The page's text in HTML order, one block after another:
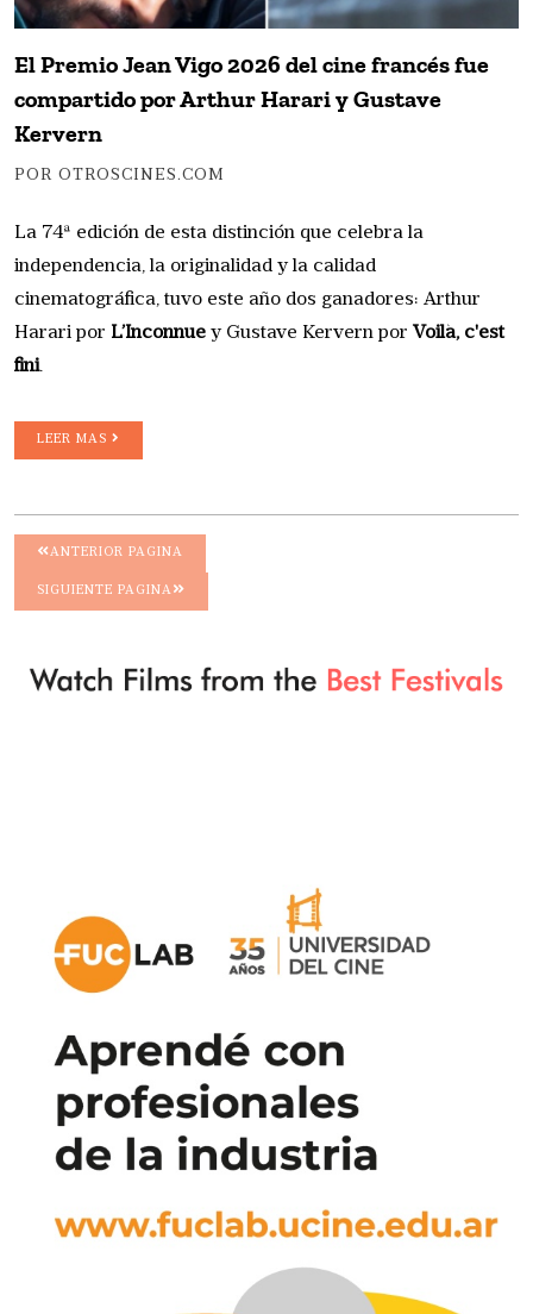
El Premio Jean Vigo 2026 del cine francés fue
compartido por Arthur Harari y Gustave
Kervern
POR OTROSCINES.COM
La 74ª edición de esta distinción que celebra la
independencia, la originalidad y la calidad
cinematográfica, tuvo este año dos ganadores: Arthur
Harari por L’Inconnue y Gustave Kervern por Voilà, c'est
fini.
LEER MAS
ANTERIOR PAGINA
SIGUIENTE PAGINA